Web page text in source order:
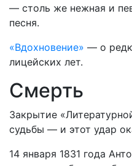
— столь же нежная и
песня.
«Вдохновение» — о
лицейских лет.
Смерть
Закрытие
судьбы — и этот удар
14 января 1831 года